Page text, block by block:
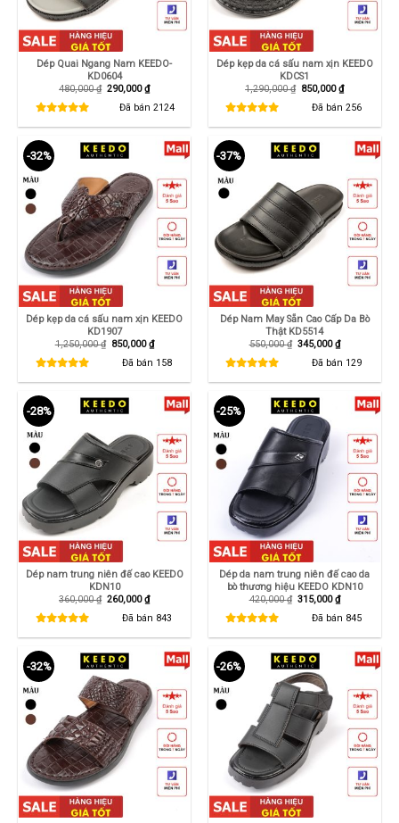
Dép Quai Ngang Nam KEEDO-
KD0604
480,000₫ Giá
290,000₫Giá
hiện
tại
Đã bán2124
Dép kẹp da cá sấu nam xịn KEEDO
KDCS1
1,290,000₫ Giá
850,000₫Giá
hiện
tại
Đã bán256
-32%
Dép kẹp da cá sấu nam xịn KEEDO
KD1907
1,250,000₫ Giá
850,000₫Giá
hiện
tại
Đã bán 158
-37%
Dép Nam May Sẵn Cao Cấp Da Bò
Thật KD5514
550,000₫ Giá
345,000₫Giá
hiện
tại
Đã bán 129
-28%
Dép nam trung niên đế cao KEEDO
KDN10
360,000₫ Giá
260,000₫Giá
hiện
tại
Đã bán 843
-25%
Dép da nam trung niên đế cao da
bò thương hiệu KEEDO KDN10
420,000₫ Giá
315,000₫Giá
hiện
tại
Đã bán 845
-32% -26%